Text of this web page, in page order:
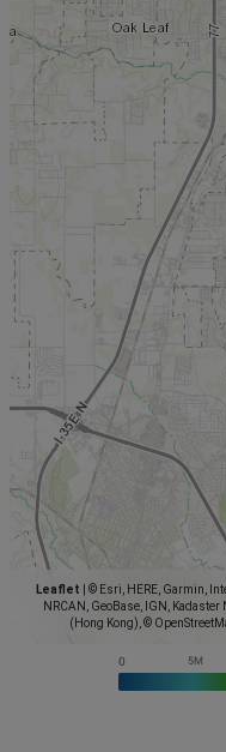
Leaflet
© Esri, HERE, Garmin,
NRCAN, GeoBase, IGN,
(Hong Kong), ©